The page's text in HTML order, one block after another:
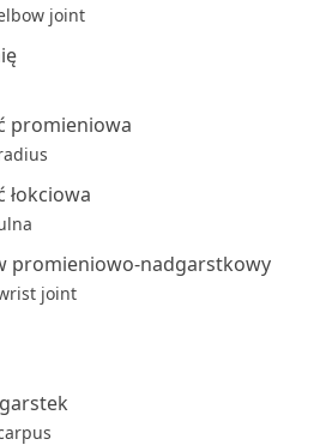
joint
promieniowa
łokciowa
promieniowo-nadgarstkowy
joint